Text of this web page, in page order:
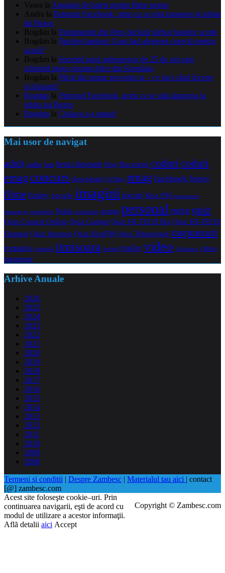
Vasea la Angajari de baieti pentru filme porno
Andra la Patronul Facebook, prins ca se uita languros la iubita
lui Bezos
Bogdan la Parlamentul din Peru declară război fustelor scurte
Bogdan la Parchet laminat: Cum faci alegerea corectă pentru
acasă?
Bogdan la Secretul unui antreprenor de 25 de ani care
schimbă piața construcțiilor din România
Bogdan la Părul tău spune povestea ta – ce faci când începe
să dispară?
Bogdan la Patronul Facebook, prins ca se uita languros la
iubita lui Bezos
Bogdan la Ciolacu s-a tatuat!
Mai usor de navigat
adult audio bani benzi desenate blog Bucuresti coduricoduri
emag concurs download DVDRip emag facebook femei
filme funny google imagini jocuri Kiss FM maramures
messenger noiembrie Nokia octombrie orange personal pozequiz
Quiz Comert Online Quiz Gadget Quiz HI-TECH Biz Quiz HI-TECH
Oameni Quiz Internet Quiz KissFM Quiz Tehnologie raspunsuri
romania sugestii timisoara torrent trailer video Vodafone yahoo
messenger
Arhive Anuale
2026
2025
2024
2023
2022
2021
2020
2019
2018
2017
2016
2015
2014
2013
2012
2011
2010
2009
2008
Termeni si conditii | Despre Zambesc | Materialul tau aici | contact
[@] zambesc.com
Copyright © Zambesc.com
Acest site foloseşte cookie–uri. Prin
continuarea navigarii, eşti de acord cu
modul de utilizare a acestor informaţii.
Află detalii aici Accept